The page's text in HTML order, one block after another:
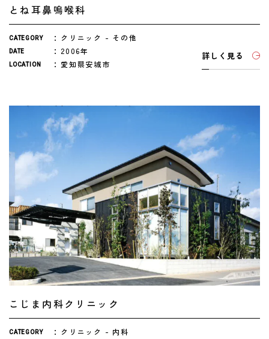
とね耳鼻嗚喉科
CATEGORY クリニック その他
DATE 2006年
LOCATION 愛知県安城市
詳しく見る
こじま内科クリニック
CATEGORY クリニック 内科